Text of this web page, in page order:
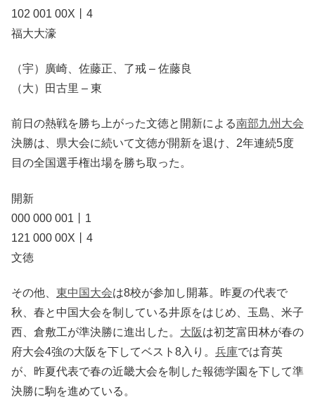
102 001 00X丨4
福大大濠
（宇）廣崎、佐藤正、了戒 – 佐藤良
（大）田古里 – 東
前日の熱戦を勝ち上がった文徳と開新による南部九州大会
決勝は、県大会に続いて文徳が開新を退け、2年連続5度
目の全国選手権出場を勝ち取った。
開新
000 000 001丨1
121 000 00X丨4
文徳
その他、 東中国大会は8校が参加し開幕。昨夏の代表で
秋、春と中国大会を制している井原をはじめ、玉島、米子
西、倉敷工が準決勝に進出した。 大阪は初芝富田林が春の
府大会4強の大阪を下してベスト8入り。 兵庫では育英
が、昨夏代表で春の近畿大会を制した報徳学園を下して準
決勝に駒を進めている。